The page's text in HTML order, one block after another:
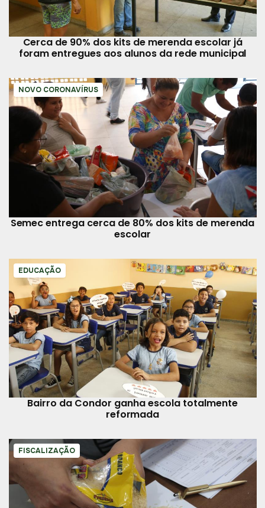
Cerca de 90% dos kits de merenda escolar já
foram entregues aos alunos da rede municipal
NOVO CORONAVÍRUS
Semec entrega cerca de 80% dos kits de merenda
escolar
EDUCAÇÃO
Bairro da Condor ganha escola totalmente
reformada
FISCALIZAÇÃO